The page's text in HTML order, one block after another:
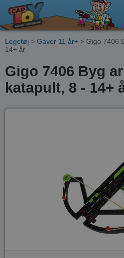
Legetøj > Gaver 11 år+ > Gigo 7406
14+ år
Gigo 7406 Byg
katapult, 8 - 14+